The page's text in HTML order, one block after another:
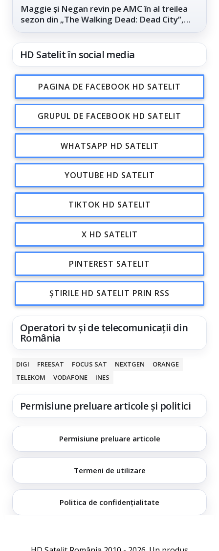
Maggie și Negan revin pe AMC în al treilea
sezon din „The Walking Dead: Dead City”,
HD Satelit în social media
PAGINA DE FACEBOOK HD SATELIT
GRUPUL DE FACEBOOK HD SATELIT
WHATSAPP HD SATELIT
YOUTUBE HD SATELIT
TIKTOK HD SATELIT
X HD SATELIT
PINTEREST SATELIT
ȘTIRILE HD SATELIT PRIN RSS
Operatori tv și de telecomunicații din
România
DIGI FREESAT FOCUS SAT NEXTGEN
ORANGE
TELEKOM
VODAFONE INES
Permisiune preluare articole și politici
Permisiune preluare articole
Termeni de utilizare
Politica de confidențialitate